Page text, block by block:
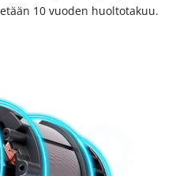
10 vuoden huoltotakuu.